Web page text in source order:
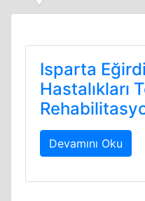
Isparta
Hastalıkları
Devamını Oku